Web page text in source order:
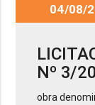
04/08/
Nº 3/
obra